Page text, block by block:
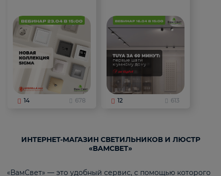
14 678 12 613
ИНТЕРНЕТ-МАГАЗИН СВЕТИЛЬНИКОВ И ЛЮСТР
«ВАМСВЕТ»
«ВамСвет» — это удобный сервис, с помощью которого